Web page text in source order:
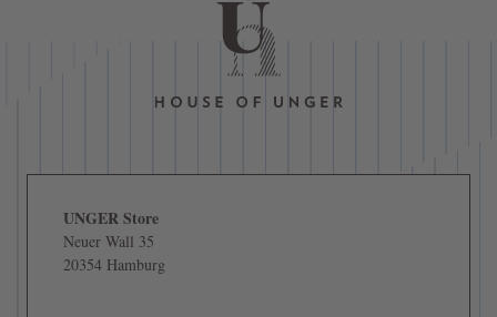
UNGER Store
Neuer Wall 35
20354 Hamburg